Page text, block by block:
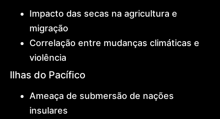
Impacto das secas na agricultura e
migração
Correlação entre mudanças climáticas e
violência
Ilhas do Pacífico
Ameaça de submersão de nações
insulares